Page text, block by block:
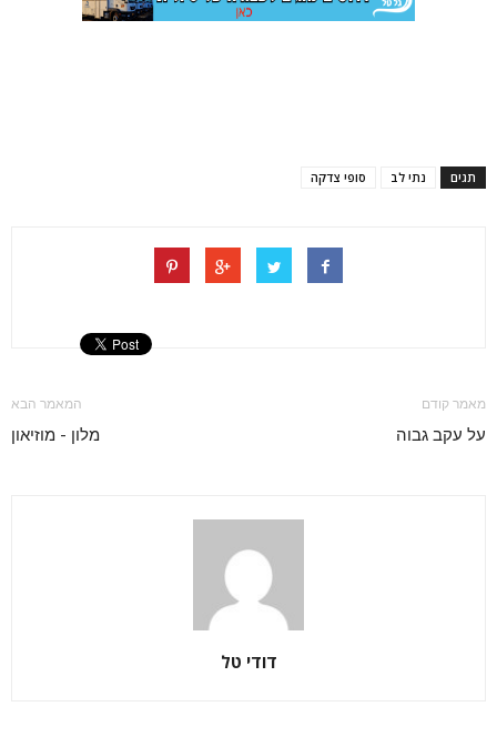
תגים נתי לב סופי צדקה
מאמר קודם
על עקב גבוה
המאמר הבא
מלון - מוזיאון
דודי טל